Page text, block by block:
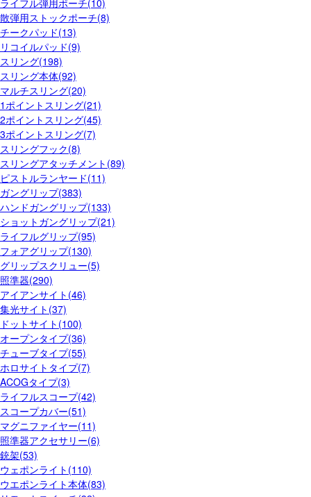
散弾用ストックポーチ(8)
チークパッド(13)
リコイルパッド(9)
スリング(198)
スリング本体(92)
マルチスリング(20)
1ポイントスリング(21)
2ポイントスリング(45)
3ポイントスリング(7)
スリングフック(8)
スリングアタッチメント(89)
ピストルランヤード(11)
ガングリップ(383)
ハンドガングリップ(133)
ショットガングリップ(21)
ライフルグリップ(95)
フォアグリップ(130)
グリップスクリュー(5)
照準器(290)
アイアンサイト(46)
集光サイト(37)
ドットサイト(100)
オープンタイプ(36)
チューブタイプ(55)
ホロサイトタイプ(7)
ACOGタイプ(3)
ライフルスコープ(42)
スコープカバー(51)
マグニファイヤー(11)
照準器アクセサリー(6)
銃架(53)
ウェポンライト(110)
ウエポンライト本体(83)